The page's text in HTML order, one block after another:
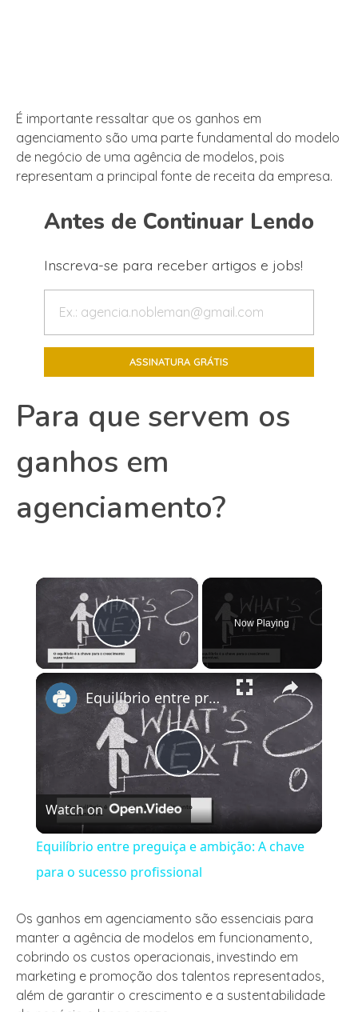
É importante ressaltar que os ganhos em
agenciamento são uma parte fundamental do modelo
de negócio de uma agência de modelos, pois
representam a principal fonte de receita da empresa.
Antes de Continuar Lendo
Inscreva-se para receber artigos e jobs!
Para que servem os
ganhos em
agenciamento?
×
Play Video
Now Playing
×
Play
Video
Equilíbrio entre preguiça e ambição: A chave para o sucesso profissional
Watch on
Equilíbrio entre preguiça e ambição: A chave
para o sucesso profissional
Os ganhos em agenciamento são essenciais para
manter a agência de modelos em funcionamento,
cobrindo os custos operacionais, investindo em
marketing e promoção dos talentos representados,
além de garantir o crescimento e a sustentabilidade